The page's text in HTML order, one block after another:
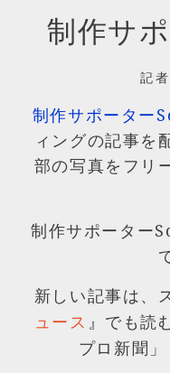
制作サ
記
制作サポーター
ィングの記事を
部の写真をフリ
制作サポーター
新しい記事は、
ュース 』でも読
プロ新聞」